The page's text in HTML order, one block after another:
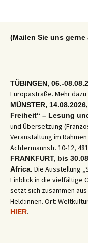
(Mailen Sie uns gerne
TÜBINGEN, 06.-
Europastraße. Mehr dazu
MÜNSTER,
Freiheit“ – Lesung
und Übersetzung
Veranstaltung im
Achtermannstr. 10-12,
FRANKFURT, bis
Africa. Die Ausstellung
Einblick in die vielfältige
setzt sich zusammen
Held:innen. Ort:
HIER.